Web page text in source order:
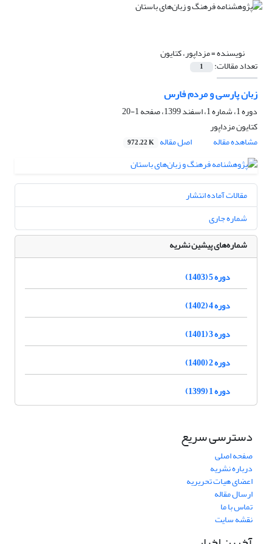
نویسنده =مزداپور، کتایون
تعداد مقالات: 1
زبان پارسی و مردم فارس
دوره 1، شماره 1، اسفند 1399، صفحه
1-20
کتایون مزداپور
مشاهده مقاله
اصل مقاله 972.22 K
مقالات آماده انتشار
شماره جاری
شماره‌های پیشین نشریه
دوره 5 (1403)
دوره 4 (1402)
دوره 3 (1401)
دوره 2 (1400)
دوره 1 (1399)
دسترسی سریع
صفحه اصلی
درباره نشریه
اعضای هیات تحریریه
ارسال مقاله
تماس با ما
نقشه سایت